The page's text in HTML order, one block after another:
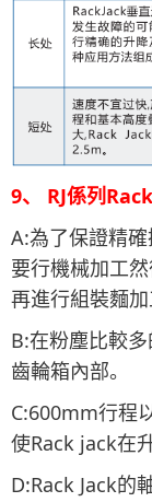
9、 RJ係列
A:為了保證精
要行機械加工
再進行組裝麵加
B:在粉塵比較
齒輪箱內部。
C:600mm行程
使Rack jack在
D:Rack Jack的